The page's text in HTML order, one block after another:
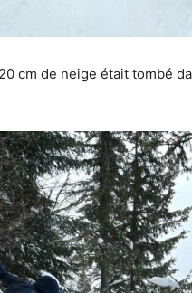
cm de neige était tombé